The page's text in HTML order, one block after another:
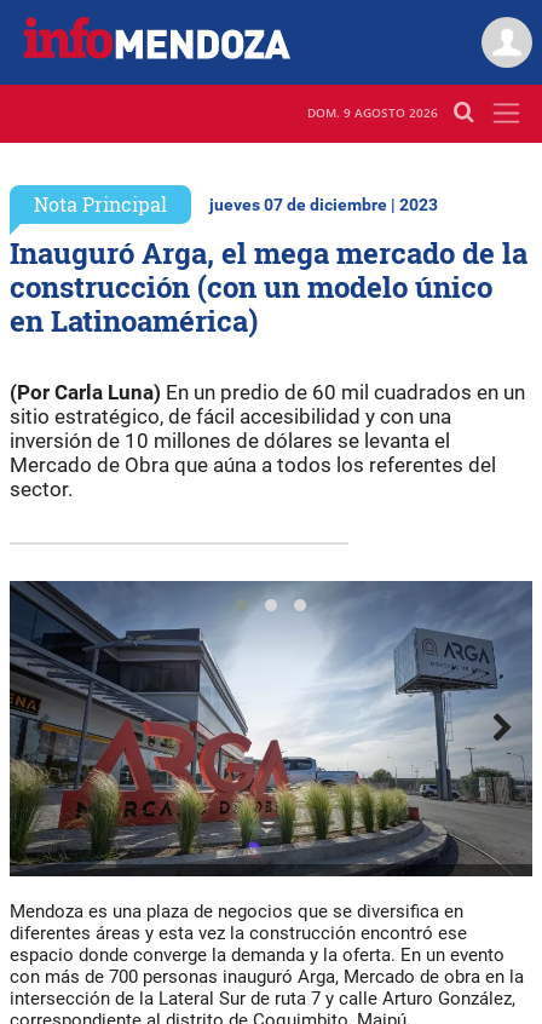
DOM. 9 AGOSTO 2026
Nota Principal jueves 07 de diciembre | 2023
Inauguró Arga, el mega mercado de la
construcción (con un modelo único
en Latinoamérica)
(Por Carla Luna) En un predio de 60 mil cuadrados en un
sitio estratégico, de fácil accesibilidad y con una
inversión de 10 millones de dólares se levanta el
Mercado de Obra que aúna a todos los referentes del
sector.
Mendoza es una plaza de negocios que se diversifica en
diferentes áreas y esta vez la construcción encontró ese
espacio donde converge la demanda y la oferta. En un evento
con más de 700 personas inauguró Arga, Mercado de obra en la
intersección de la Lateral Sur de ruta 7 y calle Arturo González,